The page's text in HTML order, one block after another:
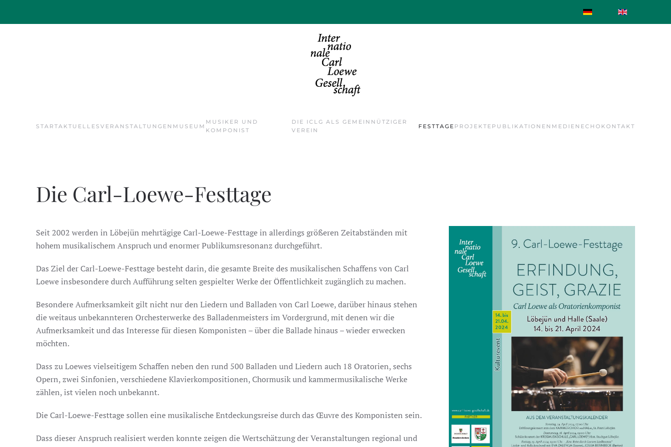
Skip to main content
STARTAKTUELLES VERANSTALTUNGEN MUSEUM
MUSIKER UND
KOMPONIST
DIE ICLG ALS GEMEINNÜTZIGER
VEREIN
FESTTAGE PROJEKTE PUBLIKATIONEN MEDIENECHO KONTAKT
Die Carl-Loewe-Festtage
Seit 2002 werden in Löbejün mehrtägige Carl-Loewe-Festtage in allerdings größeren Zeitabständen mit
hohem musikalischem Anspruch und enormer Publikumsresonanz durchgeführt.
Das Ziel der Carl-Loewe-Festtage besteht darin, die gesamte Breite des musikalischen Schaffens von Carl
Loewe insbesondere durch Aufführung selten gespielter Werke der Öffentlichkeit zugänglich zu machen.
Besondere Aufmerksamkeit gilt nicht nur den Liedern und Balladen von Carl Loewe, darüber hinaus stehen
die weitaus unbekannteren Orchesterwerke des Balladenmeisters im Vordergrund, mit denen wir die
Aufmerksamkeit und das Interesse für diesen Komponisten – über die Ballade hinaus – wieder erwecken
möchten.
Dass zu Loewes vielseitigem Schaffen neben den rund 500 Balladen und Liedern auch 18 Oratorien, sechs
Opern, zwei Sinfonien, verschiedene Klavierkompositionen, Chormusik und kammermusikalische Werke
zählen, ist vielen noch unbekannt.
Die Carl-Loewe-Festtage sollen eine musikalische Entdeckungsreise durch das Œuvre des Komponisten sein.
Dass dieser Anspruch realisiert werden konnte zeigen die Wertschätzung der Veranstaltungen regional und